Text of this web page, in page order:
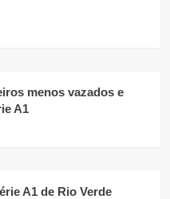
menos vazados e
A1
A1 de Rio Verde